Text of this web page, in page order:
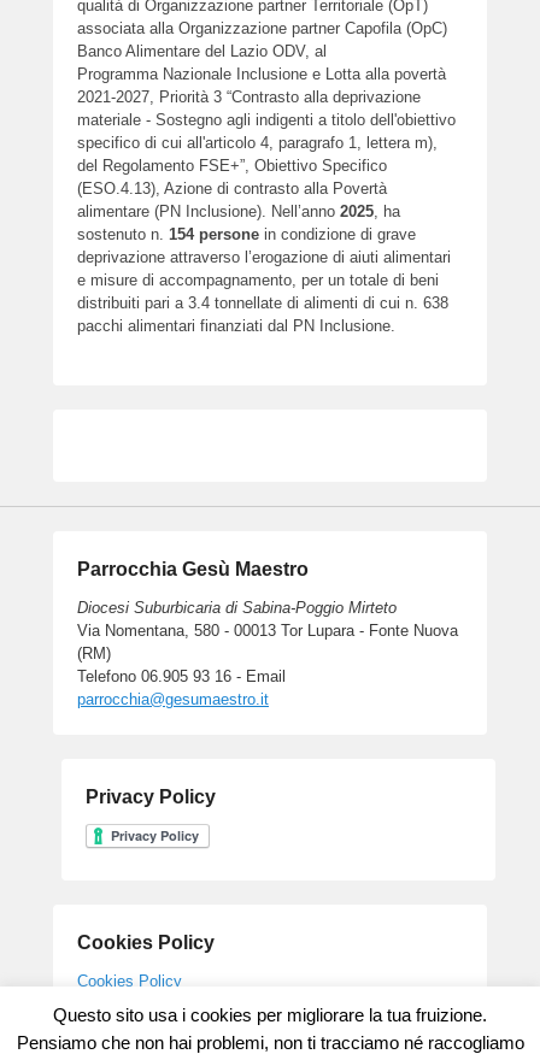
qualità di Organizzazione partner Territoriale (OpT)
associata alla Organizzazione partner Capofila (OpC)
Banco Alimentare del Lazio ODV, al
Programma Nazionale Inclusione e Lotta alla povertà
2021-2027, Priorità 3 “Contrasto alla deprivazione
materiale - Sostegno agli indigenti a titolo dell'obiettivo
specifico di cui all'articolo 4, paragrafo 1, lettera m),
del Regolamento FSE+”, Obiettivo Specifico
(ESO.4.13), Azione di contrasto alla Povertà
alimentare (PN Inclusione). Nell’anno 2025 , ha
sostenuto n. 154 persone in condizione di grave
deprivazione attraverso l’erogazione di aiuti alimentari
e misure di accompagnamento, per un totale di beni
distribuiti pari a 3.4 tonnellate di alimenti di cui n. 638
pacchi alimentari finanziati dal PN Inclusione.
Parrocchia Gesù Maestro
Diocesi Suburbicaria di Sabina-Poggio Mirteto
Via Nomentana, 580 - 00013 Tor Lupara - Fonte Nuova
(RM)
Telefono 06.905 93 16 - Email
parrocchia@gesumaestro.it
Privacy Policy
Cookies Policy
Cookies Policy
Questo sito usa i cookies per migliorare la tua fruizione.
Pensiamo che non hai problemi, non ti tracciamo né raccogliamo